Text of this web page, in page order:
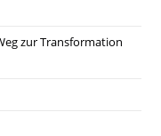
zur Transformation